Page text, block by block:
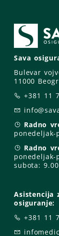
Sava
Bulevar
11000
+381 11
Radno
ponedeljak-
Radno
ponedeljak-
subota: 9
Asistencija
osiguranje:
+381 11